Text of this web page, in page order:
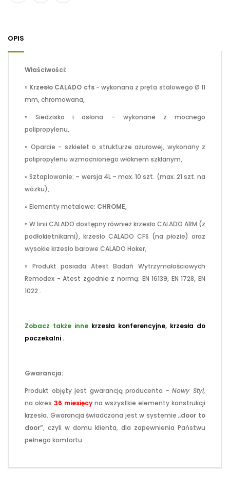
OPIS
Właściwości:
» Krzesło CALADO cfs - wykonana z pręta stalowego Ø 11
mm, chromowana,
» Siedzisko i osłona – wykonane z mocnego
polipropylenu,
» Oparcie - szkielet o strukturze ażurowej, wykonany z
polipropylenu wzmocnionego włóknem szklanym,
» Sztaplowanie: – wersja 4L – max. 10 szt. (max. 21 szt. na
wózku),
» Elementy metalowe: CHROME,
» W linii CALADO dostępny również krzesło CALADO ARM (z
podłokietnikami), krzesło CALADO CFS (na płozie) oraz
wysokie krzesło barowe CALADO Hoker,
» Produkt posiada Atest Badań Wytrzymałościowych
Remodex - Atest zgodnie z normą: EN 16139, EN 1728, EN
1022 .
Zobacz także inne krzesła konferencyjne, krzesła do
poczekalni .
Gwarancja:
Produkt objęty jest gwarancją producenta -Nowy Styl,
na okres 36 miesięcy na wszystkie elementy konstrukcji
krzesła. Gwarancja świadczona jest w systemie „door to
door”, czyli w domu klienta, dla zapewnienia Państwu
pełnego komfortu.